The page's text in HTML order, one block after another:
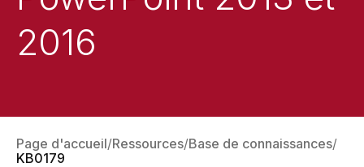
2016
Page d'accueil Ressources Base de connaissances
KB0179